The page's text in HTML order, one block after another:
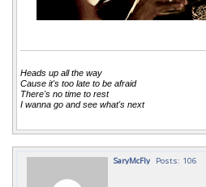
Heads up all the way
Cause it's too late to be afraid
There's no time to rest
I wanna go and see what's next
SaryMcFly Posts: 106